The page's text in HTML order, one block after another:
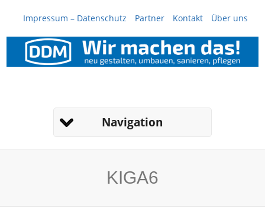
Impressum – Datenschutz Partner Kontakt Über uns
Navigation
KIGA6